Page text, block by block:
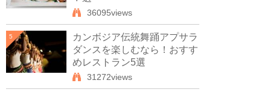
36095views
5
カンボジア伝統舞踊アプサラ
ダンスを楽しむなら！おすす
めレストラン5選
31272views